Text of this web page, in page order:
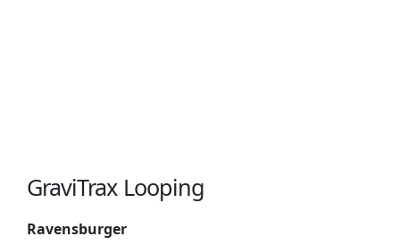
GraviTrax Looping
Ravensburger